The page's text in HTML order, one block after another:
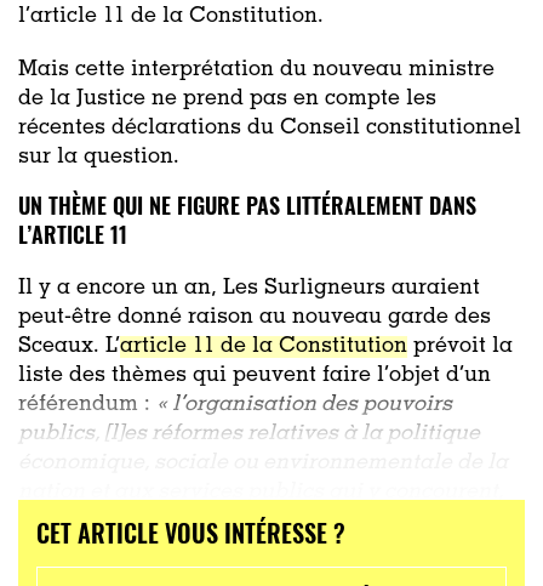
l’article 11 de la Constitution.
Mais cette interprétation du nouveau ministre
de la Justice ne prend pas en compte les
récentes déclarations du Conseil constitutionnel
sur la question.
UN THÈME QUI NE FIGURE PAS LITTÉRALEMENT DANS
L’ARTICLE 11
Il y a encore un an, Les Surligneurs auraient
peut-être donné raison au nouveau garde des
Sceaux. L’article 11 de la Constitution prévoit la
liste des thèmes qui peuvent faire l’objet d’un
référendum : « l’organisation des pouvoirs
publics, [l]es réformes relatives à la politique
ou […] la ratification...
CET ARTICLE VOUS INTÉRESSE ?